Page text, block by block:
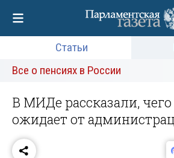
Статьи
Все о пенсиях в России
В МИДе рассказали,
ожидает от